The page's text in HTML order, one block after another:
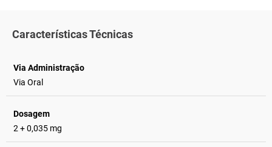
Características Técnicas
Via Administração
Via Oral
Dosagem
2 + 0,035 mg